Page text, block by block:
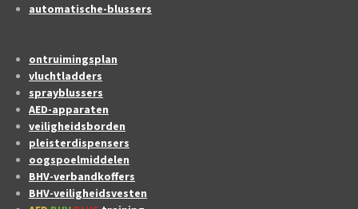
automatische-blussers
ontruimingsplan
vluchtladders
sprayblussers
AED-apparaten
veiligheidsborden
pleisterdispensers
oogspoelmiddelen
BHV-verbandkoffers
BHV-veiligheidsvesten